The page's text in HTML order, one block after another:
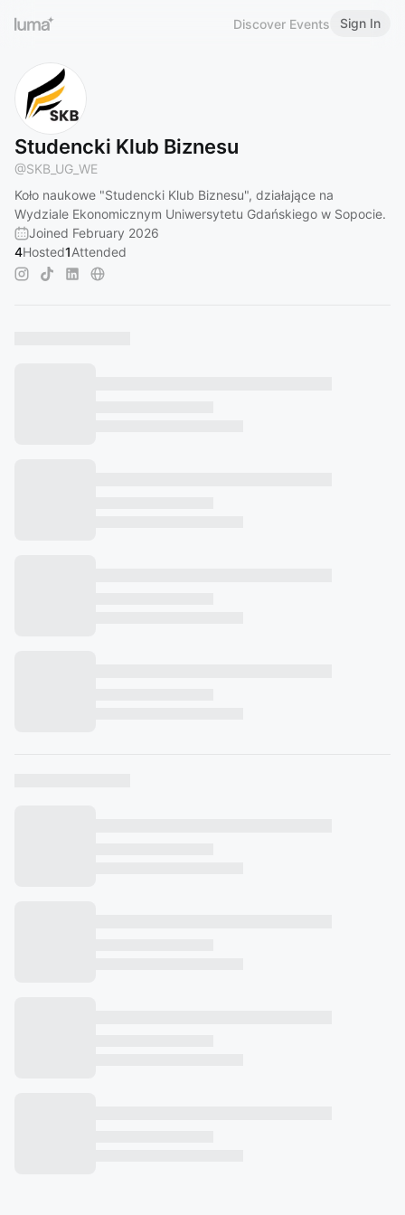
Discover Events Sign In
Studencki Klub Biznesu
@SKB_UG_WE
Koło naukowe "Studencki Klub Biznesu", działające na
Wydziale Ekonomicznym Uniwersytetu Gdańskiego w Sopocie.
Joined February 2026
4Hosted1Attended